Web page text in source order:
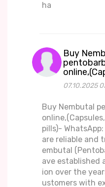
ha
Buy
07.10.2025
Buy Nembutal
pills)-
are reliable and
embutal
ave established
ion over the
ustomers with